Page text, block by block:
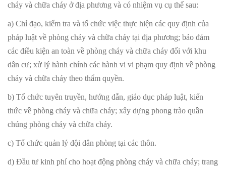
cháy và chữa cháy ở địa phương và có nhiệm vụ cụ thể sau:
a) Chỉ đạo, kiểm tra và tổ chức việc thực hiện các quy định của
pháp luật về phòng cháy và chữa cháy tại địa phương; bảo đảm
các điều kiện an toàn về phòng cháy và chữa cháy đối với khu
dân cư; xử lý hành chính các hành vi vi phạm quy định về phòng
cháy và chữa cháy theo thẩm quyền.
b) Tổ chức tuyên truyền, hướng dẫn, giáo dục pháp luật, kiến
thức về phòng cháy và chữa cháy; xây dựng phong trào quần
chúng phòng cháy và chữa cháy.
c) Tổ chức quản lý đội dân phòng tại các thôn.
d) Đầu tư kinh phí cho hoạt động phòng cháy và chữa cháy; trang